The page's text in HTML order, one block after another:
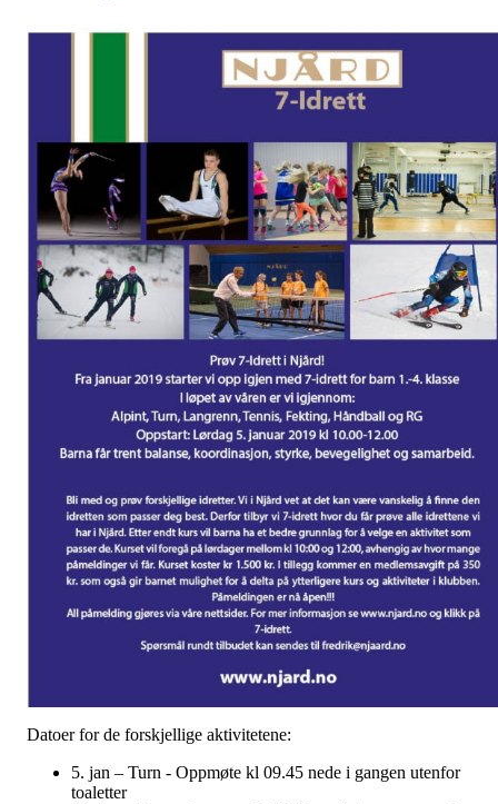
Datoer for de forskjellige aktivitetene:
5. jan – Turn - Oppmøte kl 09.45 nede i gangen utenfor
toaletter